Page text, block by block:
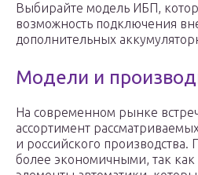
Выбирайте модель ИБП,
возможность подключения
дополнительных
Модели и
На современном рынке
ассортимент
и российского производства.
более экономичными, так как